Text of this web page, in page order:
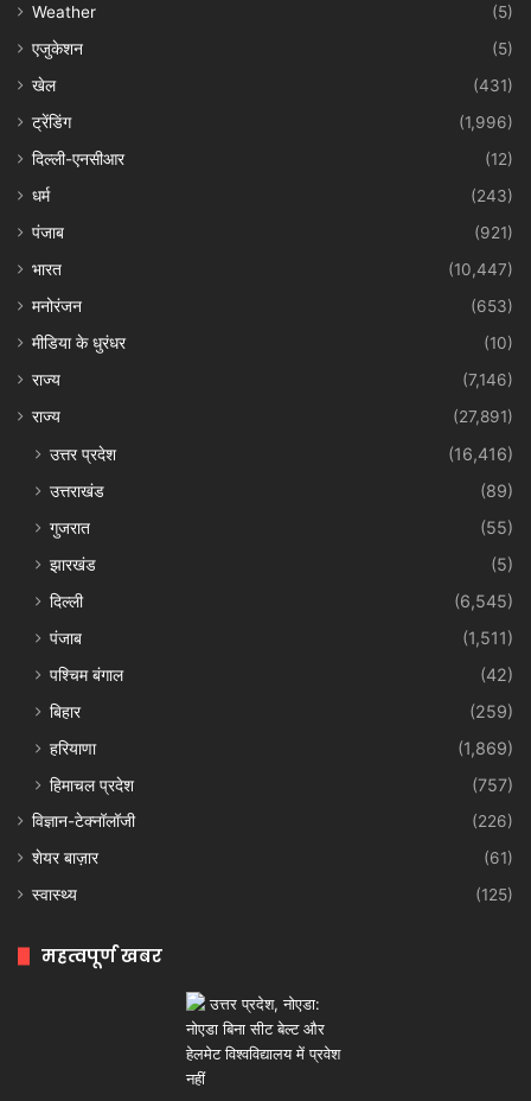
Weather
(5)
एजुकेशन
(5)
खेल
(431)
ट्रेंडिंग
(1,996)
दिल्ली-एनसीआर
(12)
धर्म
(243)
पंजाब
(921)
भारत
(10,447)
मनोरंजन
(653)
मीडिया के धुरंधर
(10)
राज्य
(7,146)
राज्य
(27,891)
उत्तर प्रदेश
(16,416)
उत्तराखंड
(89)
गुजरात
(55)
झारखंड
(5)
दिल्ली
(6,545)
पंजाब
(1,511)
पश्चिम बंगाल
(42)
बिहार
(259)
हरियाणा
(1,869)
हिमाचल प्रदेश
(757)
विज्ञान-टेक्नॉलॉजी
(226)
शेयर बाज़ार
(61)
स्वास्थ्य
(125)
महत्वपूर्ण खबर